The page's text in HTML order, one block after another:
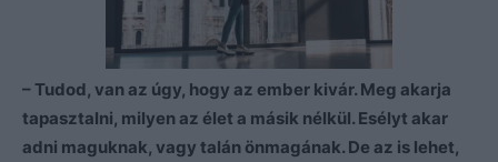
– Tudod, van az úgy, hogy az ember kivár. Meg akarja
tapasztalni, milyen az élet a másik nélkül. Esélyt akar
adni maguknak, vagy talán önmagának. De az is lehet,